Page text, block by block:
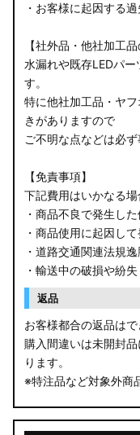
・お客様に起因する
【社外品・他社加工
水漏れや既存LEDパ
す。
特に他社加工品・ヤ
きがありますので
ご不明な点などは必
【免責事項】
下記費用はいかなる場
・商品不良で発生し
・商品使用に起因し
・道路交通関連法規
・輸送中の破損や紛
返品
お客様都合の返品はで
購入間違いは未開封
ります。
※特注品など対象外商